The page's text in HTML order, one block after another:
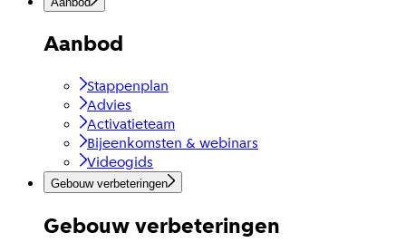
Aanbod
Stappenplan
Advies
Activatieteam
Bijeenkomsten & webinars
Videogids
Gebouw verbeteringen
Gebouw verbeteringen